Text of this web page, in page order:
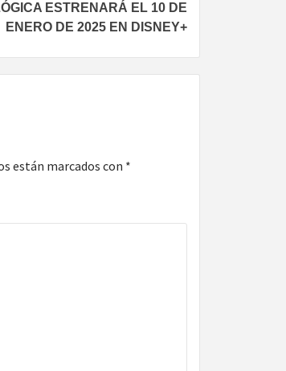
ESTRENARÁ EL 10 DE
ENERO DE 2025 EN DISNEY+
están marcados con *